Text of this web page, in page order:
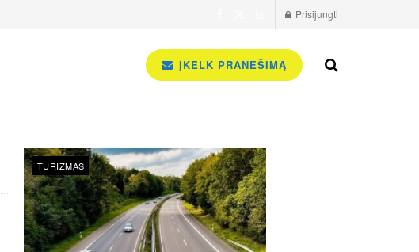
Prisijungti
ĮKELK PRANEŠIMĄ
TURIZMAS